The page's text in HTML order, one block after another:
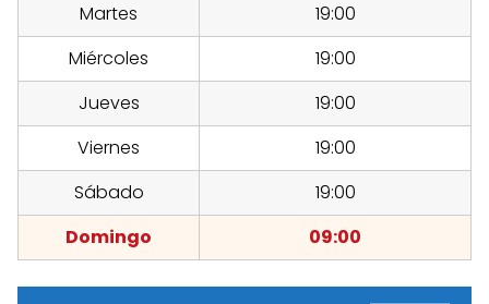
Martes
19:00
Miércoles
19:00
Jueves
19:00
Viernes
19:00
Sábado
19:00
Domingo
09:00